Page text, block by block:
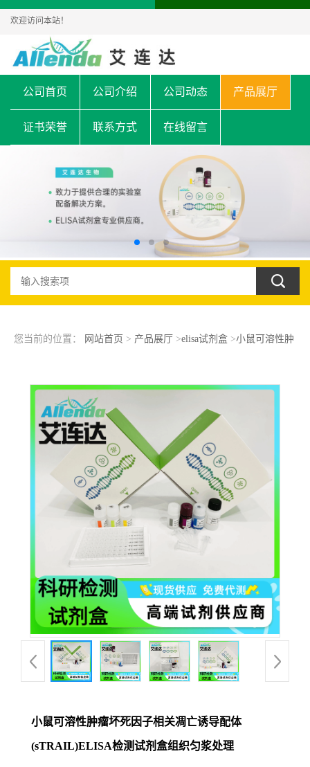
欢迎访问本站！
公司首页 公司介绍 公司动态 产品展厅
证书荣誉 联系方式 在线留言
您当前的位置： 网站首页 > 产品展厅 >elisa试剂盒>小鼠可溶性肿
处理
小鼠可溶性肿瘤坏死因子相关凋亡诱导配体
(sTRAIL)ELISA检测试剂盒组织匀浆处理